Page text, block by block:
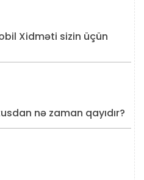
Xidməti sizin üçün
nə zaman qayıdır?